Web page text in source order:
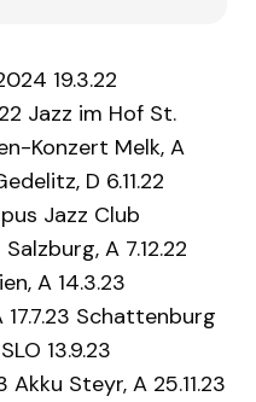
19.3.22
Jazz im Hof St.
Konzert Melk, A
D 6.11.22
Jazz Club
A 7.12.22
A 14.3.23
Schattenburg
13.9.23
Akku Steyr, A 25.11.23